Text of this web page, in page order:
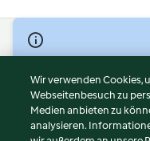
© Copyright 2026
Nutzungsbedingungen
Datenschutzrichtlinien
Disclaimer
Wir verwenden Cookies,
Webseitenbesuch zu
Medien anbieten zu
analysieren.